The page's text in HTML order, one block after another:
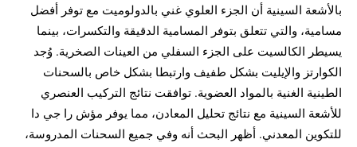
بالأشعة السينية أن الجزء العلوي غني بالدولوميت مع توفر أفضل
مسامية، والتي تتعلق بتوفر المسامية الدقيقة والتكسرات، بينما
يسيطر الكالسيت على الجزء السفلي من العينات الصخرية. وُجد
الكوارتز والإيليت بشكل طفيف وارتبطا بشكل خاص بالسحنات
الطينية الغنية بالمواد العضوية. توافقت نتائج التركيب العنصري
للأشعة السينية مع نتائج تحليل المعادن، مما يوفر مؤش را جي دا
للتكوين المعدني. أظهر البحث أنه وفي جميع السحنات المدروسة،